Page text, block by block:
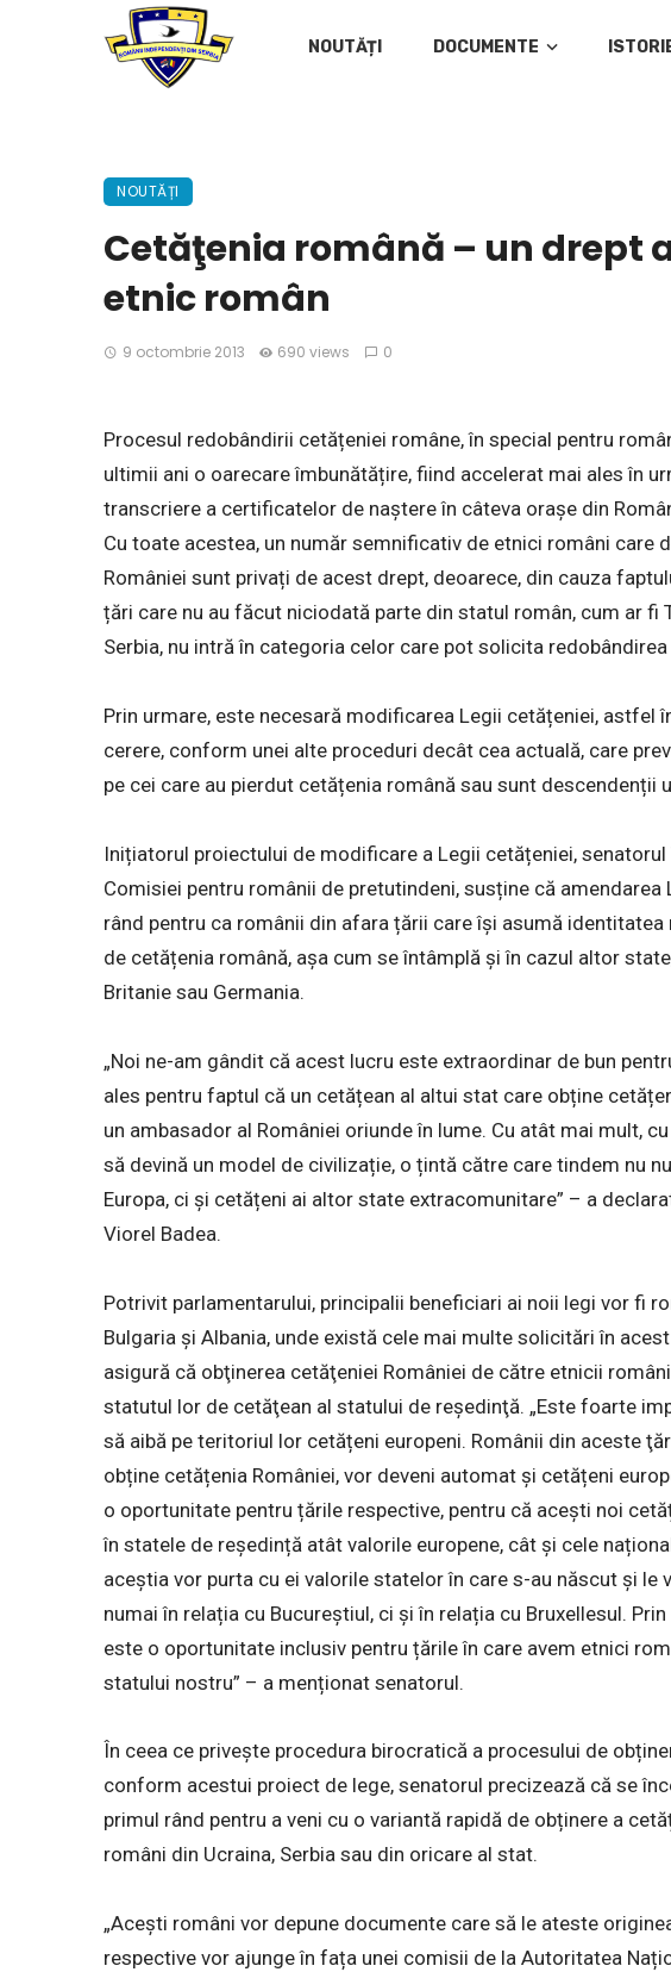
NOUTĂȚI DOCUMENTE
NOUTĂȚI
Cetăţenia română – un drept
etnic român
9 octombrie 2013 690 views 0
Procesul redobândirii cetățeniei române, în special pentru
ultimii ani o oarecare îmbunătățire, fiind accelerat mai ales în
transcriere a certificatelor de naștere în câteva orașe din
Cu toate acestea, un număr semnificativ de etnici români care
României sunt privați de acest drept, deoarece, din cauza
țări care nu au făcut niciodată parte din statul român, cum ar fi
Serbia, nu intră în categoria celor care pot solicita
Prin urmare, este necesară modificarea Legii cetățeniei, astfel
cerere, conform unei alte proceduri decât cea actuală, care
pe cei care au pierdut cetățenia română sau sunt descendenții
Inițiatorul proiectului de modificare a Legii cetățeniei,
Comisiei pentru românii de pretutindeni, susține că amendarea
rând pentru ca românii din afara țării care își asumă
de cetățenia română, așa cum se întâmplă și în cazul altor
Britanie sau Germania.
„Noi ne-am gândit că acest lucru este extraordinar de bun
ales pentru faptul că un cetățean al altui stat care obține
un ambasador al României oriunde în lume. Cu atât mai mult,
să devină un model de civilizație, o țintă către care tindem nu
Europa, ci și cetățeni ai altor state extracomunitare” – a
Viorel Badea.
Potrivit parlamentarului, principalii beneficiari ai noii legi vor fi
Bulgaria şi Albania, unde există cele mai multe solicitări în
asigură că obţinerea cetăţeniei României de către etnicii
statutul lor de cetăţean al statului de reşedinţă. „Este foarte
să aibă pe teritoriul lor cetățeni europeni. Românii din aceste
obține cetățenia României, vor deveni automat și cetățeni
o oportunitate pentru țările respective, pentru că acești noi
în statele de reședință atât valorile europene, cât şi cele
aceștia vor purta cu ei valorile statelor în care s-au născut și le
numai în relația cu Bucureștiul, ci și în relația cu Bruxellesul.
este o oportunitate inclusiv pentru țările în care avem etnici
statului nostru” – a menționat senatorul.
În ceea ce privește procedura birocratică a procesului de
conform acestui proiect de lege, senatorul precizează că se
primul rând pentru a veni cu o variantă rapidă de obținere a
români din Ucraina, Serbia sau din oricare al stat.
„Acești români vor depune documente care să le ateste
respective vor ajunge în fața unei comisii de la Autoritatea